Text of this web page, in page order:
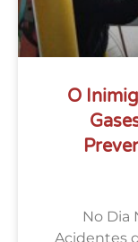
O
No Dia
Acidentes